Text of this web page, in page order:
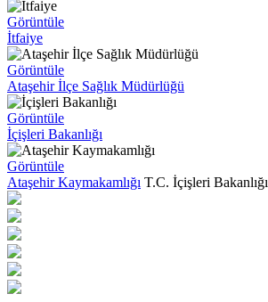
Görüntüle
İtfaiye
Görüntüle
Ataşehir İlçe Sağlık Müdürlüğü
Görüntüle
İçişleri Bakanlığı
Görüntüle
Ataşehir Kaymakamlığı T.C. İçişleri Bakanlığı